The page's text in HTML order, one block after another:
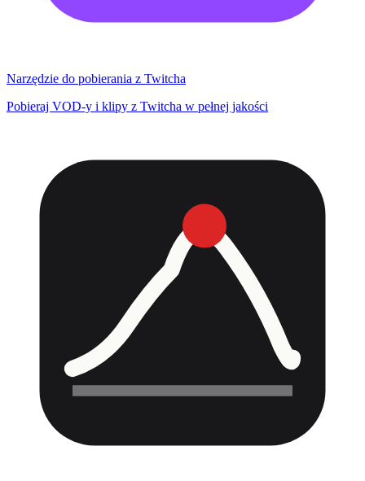
Narzędzie do pobierania z Twitcha
Pobieraj VOD-y i klipy z Twitcha w pełnej jakości